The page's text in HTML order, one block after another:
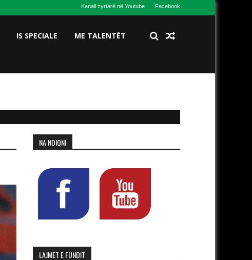
Kanali zyrtarë në Youtube Facebook
IS SPECIALE ME TALENTËT
NA NDIQNI
LAJMET E FUNDIT